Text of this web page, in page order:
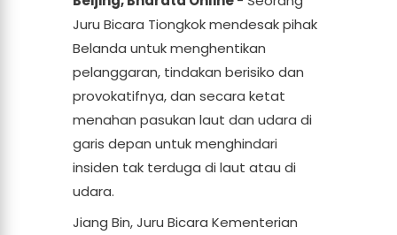
Juru Bicara Tiongkok mendesak pihak
Belanda untuk menghentikan
pelanggaran, tindakan berisiko dan
provokatifnya, dan secara ketat
menahan pasukan laut dan udara di
garis depan untuk menghindari
insiden tak terduga di laut atau di
udara.
Jiang Bin, Juru Bicara Kementerian